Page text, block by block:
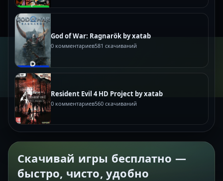
God of War: Ragnarök by xatab
0 комментариев581 скачиваний
Resident Evil 4 HD Project by xatab
0 комментариев560 скачиваний
Скачивай игры бесплатно —
быстро, чисто, удобно